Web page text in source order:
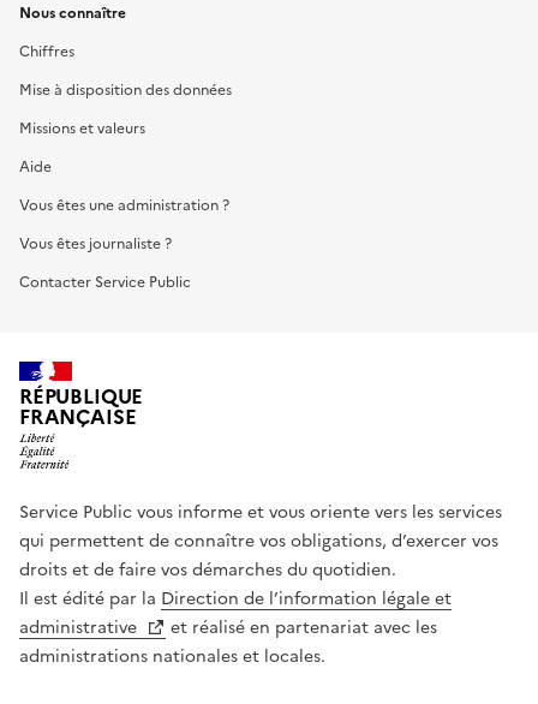
Nous connaître
Chiffres
Mise à disposition des données
Missions et valeurs
Aide
Vous êtes une administration ?
Vous êtes journaliste ?
Contacter Service Public
RÉPUBLIQUE
FRANÇAISE
Service Public vous informe et vous oriente vers les services
qui permettent de connaître vos obligations, d’exercer vos
droits et de faire vos démarches du quotidien.
Il est édité par la Direction de l’information légale et
administrative
et réalisé en partenariat avec les
administrations nationales et locales.